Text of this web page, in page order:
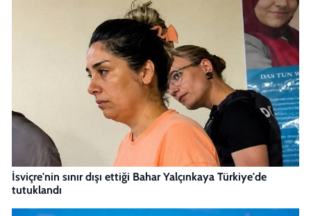
İsviçre'nin sınır dışı ettiği Bahar Yalçınkaya Türkiye'de
tutuklandı